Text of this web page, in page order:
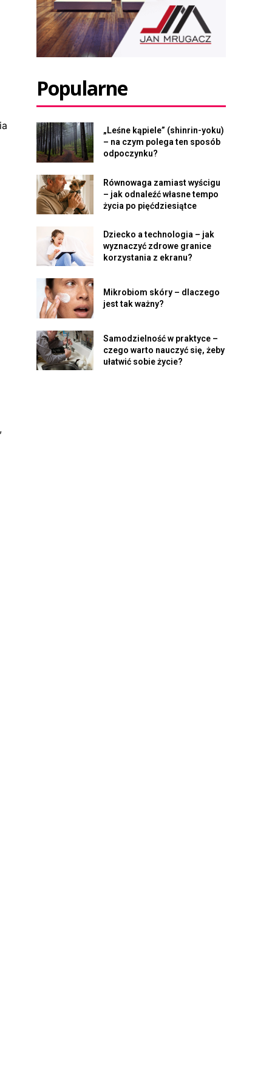
Popularne
„Leśne kąpiele” (shinrin-yoku)
– na czym polega ten sposób
odpoczynku?
Równowaga zamiast wyścigu
– jak odnaleźć własne tempo
życia po pięćdziesiątce
Dziecko a technologia – jak
wyznaczyć zdrowe granice
korzystania z ekranu?
Mikrobiom skóry – dlaczego
jest tak ważny?
Samodzielność w praktyce –
czego warto nauczyć się, żeby
ułatwić sobie życie?